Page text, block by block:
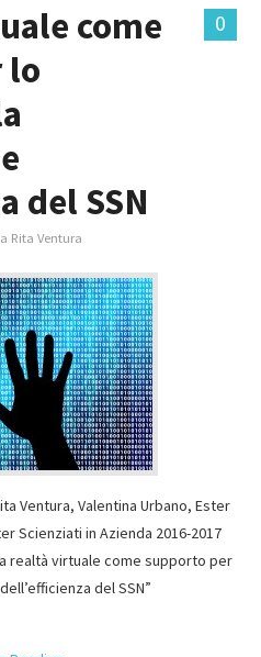
0
come
lo
del SSN
Rita Ventura
Ventura, Valentina Urbano, Ester
Scienziati in Azienda 2016-2017
realtà virtuale come supporto per
del SSN”